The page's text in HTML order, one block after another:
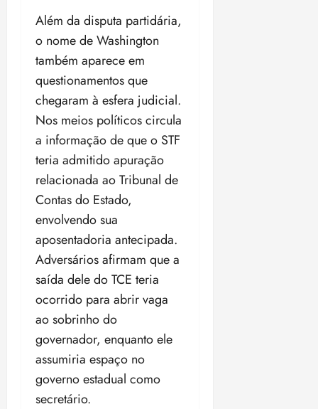
Além da disputa partidária,
o nome de Washington
também aparece em
questionamentos que
chegaram à esfera judicial.
Nos meios políticos circula
a informação de que o STF
teria admitido apuração
relacionada ao Tribunal de
Contas do Estado,
envolvendo sua
aposentadoria antecipada.
Adversários afirmam que a
saída dele do TCE teria
ocorrido para abrir vaga
ao sobrinho do
governador, enquanto ele
assumiria espaço no
governo estadual como
secretário.